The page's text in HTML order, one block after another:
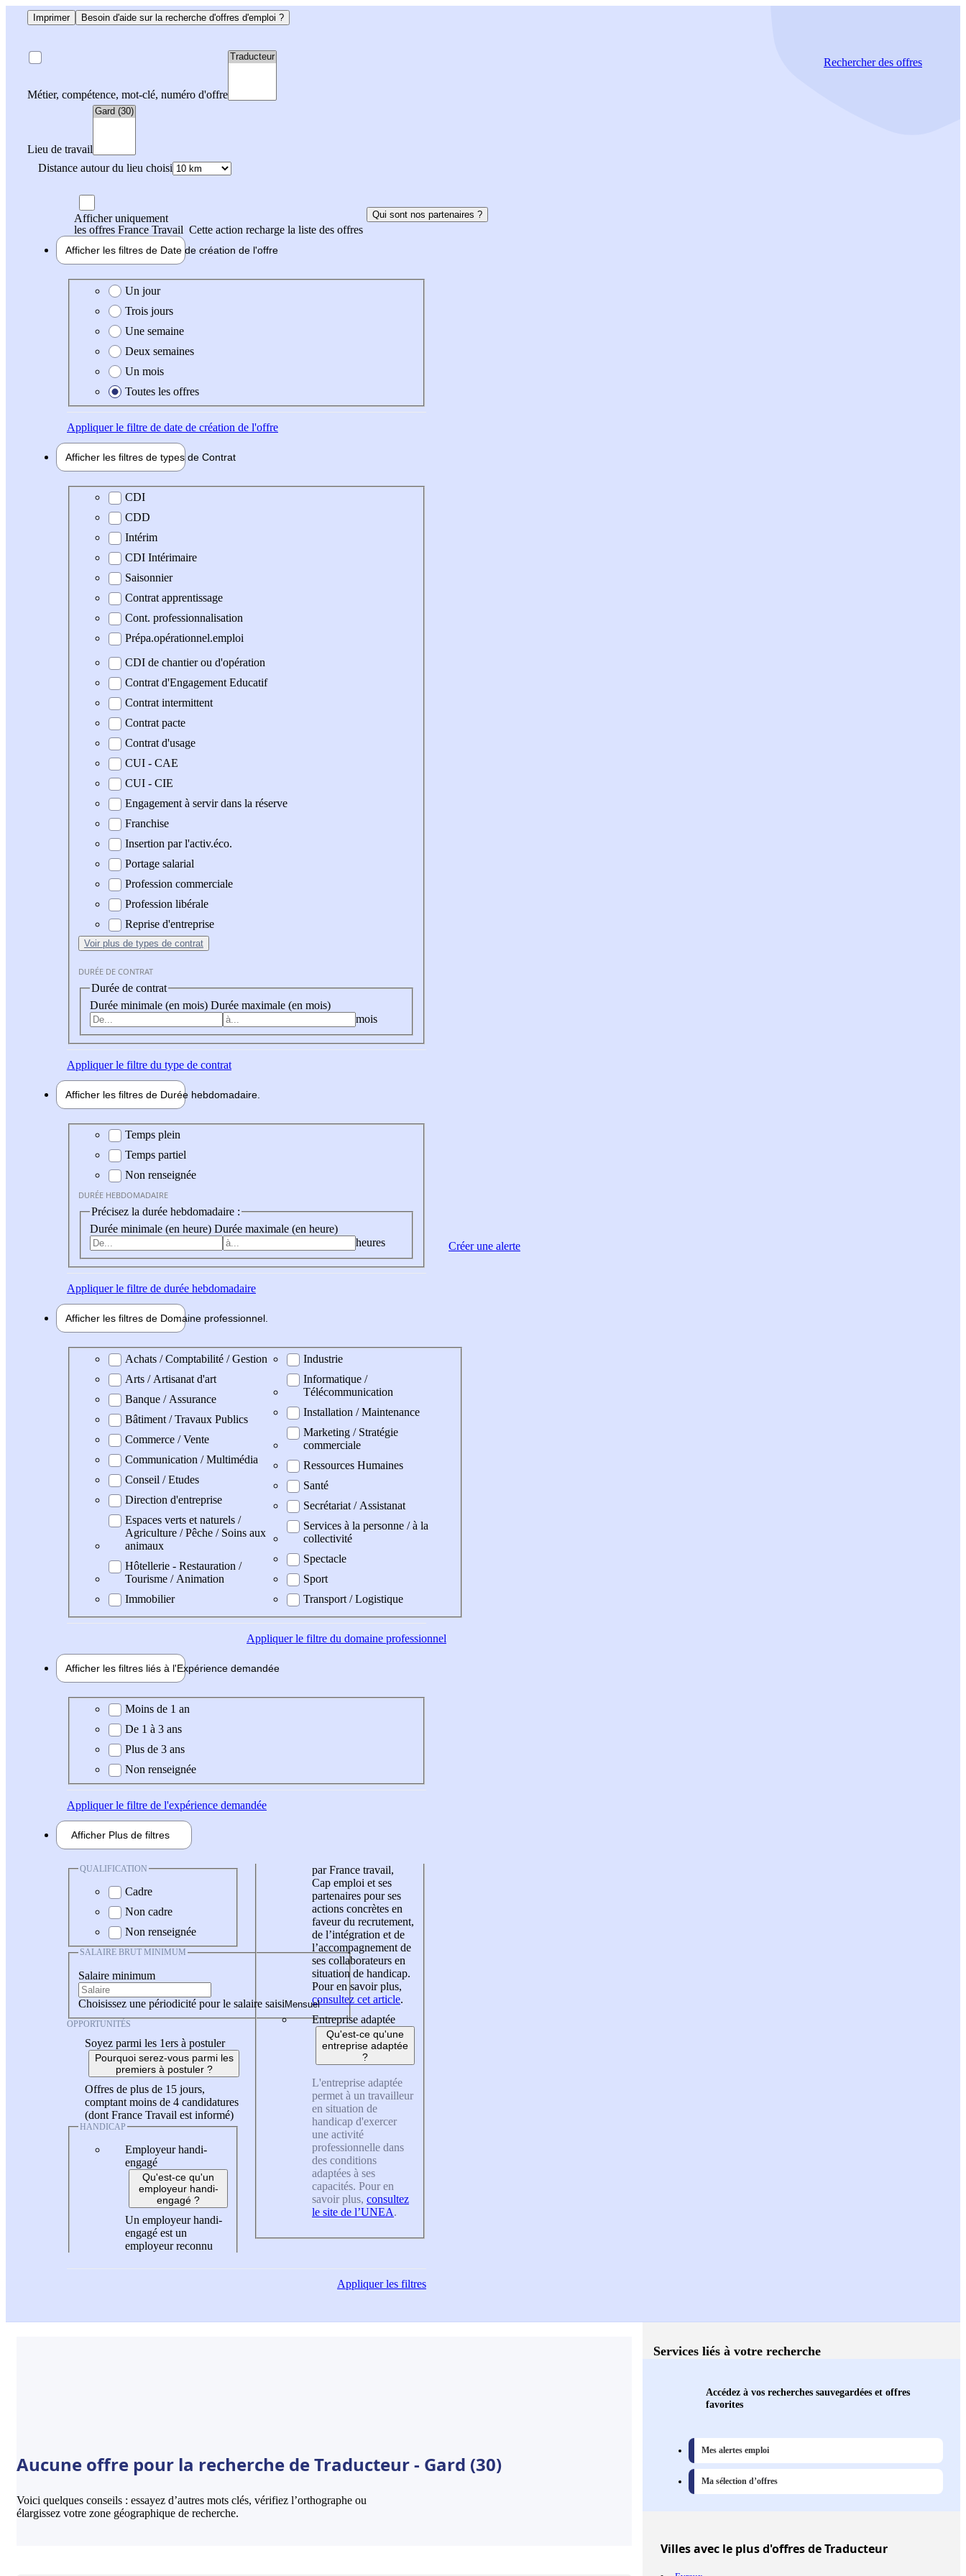
Imprimer Besoin d'aide sur la recherche d'offres d'emploi ?
Métier, compétence, mot-clé, numéro d'offre
Lieu de travail
Distance autour du lieu choisi
Rechercherdes offres
Afficher uniquement
les offres France Travail Cette action recharge la liste des offres
Qui sont nos partenaires ?
Afficher les filtres de Date de création de l'offre
Date de création de l'offre
Un jour
Trois jours
Une semaine
Deux semaines
Un mois
Toutes les offres
Appliquerle filtre de date de création de l'offre
Afficher les filtres de types de Contrat
Type de contrat
CDI
CDD
Intérim
CDI Intérimaire
Saisonnier
Contrat apprentissage
Cont. professionnalisation
Prépa.opérationnel.emploi
CDI de chantier ou d'opération
Contrat d'Engagement Educatif
Contrat intermittent
Contrat pacte
Contrat d'usage
CUI - CAE
CUI - CIE
Engagement à servir dans la réserve
Franchise
Insertion par l'activ.éco.
Portage salarial
Profession commerciale
Profession libérale
Reprise d'entreprise
Voir plus de types de contrat
DURÉE DE CONTRAT
Durée de contrat
Durée minimale (en mois) Durée maximale (en mois)
mois
Appliquerle filtre du type de contrat
Afficher les filtres de Durée hebdomadaire
Durée hebdomadaire
Temps plein
Temps partiel
Non renseignée
DURÉE HEBDOMADAIRE
Précisez la durée hebdomadaire :
Durée minimale (en heure) Durée maximale (en heure)
heures
Appliquerle filtre de durée hebdomadaire
Afficher les filtres de Domaine professionnel
Domaine professionel
Achats / Comptabilité / Gestion
Arts / Artisanat d'art
Banque / Assurance
Bâtiment / Travaux Publics
Commerce / Vente
Communication / Multimédia
Conseil / Etudes
Direction d'entreprise
Espaces verts et naturels /
Agriculture / Pêche / Soins aux
animaux
Hôtellerie - Restauration /
Tourisme / Animation
Immobilier
Industrie
Informatique /
Télécommunication
Installation / Maintenance
Marketing / Stratégie
commerciale
Ressources Humaines
Santé
Secrétariat / Assistanat
Services à la personne / à la
collectivité
Spectacle
Sport
Transport / Logistique
Appliquerle filtre du domaine professionnel
Afficher les filtres liés à l'Expérience demandée
Expérience demandée
Moins de 1 an
De 1 à 3 ans
Plus de 3 ans
Non renseignée
Appliquerle filtre de l'expérience demandée
Afficher Plus de filtres
QUALIFICATION
Cadre
Non cadre
Non renseignée
SALAIRE BRUT MINIMUM
Salaire minimum
Choisissez une périodicité pour le salaire saisi
OPPORTUNITÉS
Soyez parmi les 1ers à postuler
Pourquoi serez-vous parmi les
premiers à postuler ?
Offres de plus de 15 jours,
comptant moins de 4 candidatures
(dont France Travail est informé)
HANDICAP
Employeur handi-
engagé
Qu'est-ce qu'un
employeur handi-
engagé ?
Un employeur handi-
engagé est un
employeur reconnu
par France travail,
Cap emploi et ses
partenaires pour ses
actions concrètes en
faveur du recrutement,
de l’intégration et de
l’accompagnement de
ses collaborateurs en
situation de handicap.
Pour en savoir plus,
consultez cet article.
Entreprise adaptée
Qu'est-ce qu'une
entreprise adaptée
?
L'entreprise adaptée
permet à un travailleur
en situation de
handicap d'exercer
une activité
professionnelle dans
des conditions
adaptées à ses
capacités. Pour en
savoir plus, consultez
le site de l’UNEA.
Appliquerles filtres
Créer une alerte
Aucune offre pour la recherche de Traducteur - Gard (30)
Voici quelques conseils : essayez d’autres mots clés, vérifiez l’orthographe ou
élargissez votre zone géographique de recherche.
Services liés à votre recherche
Accédez à vos recherches sauvegardées et offres
favorites
Mes alertes emploi
Ma sélection d’offres
Villesavec le plus d'offres de Traducteur